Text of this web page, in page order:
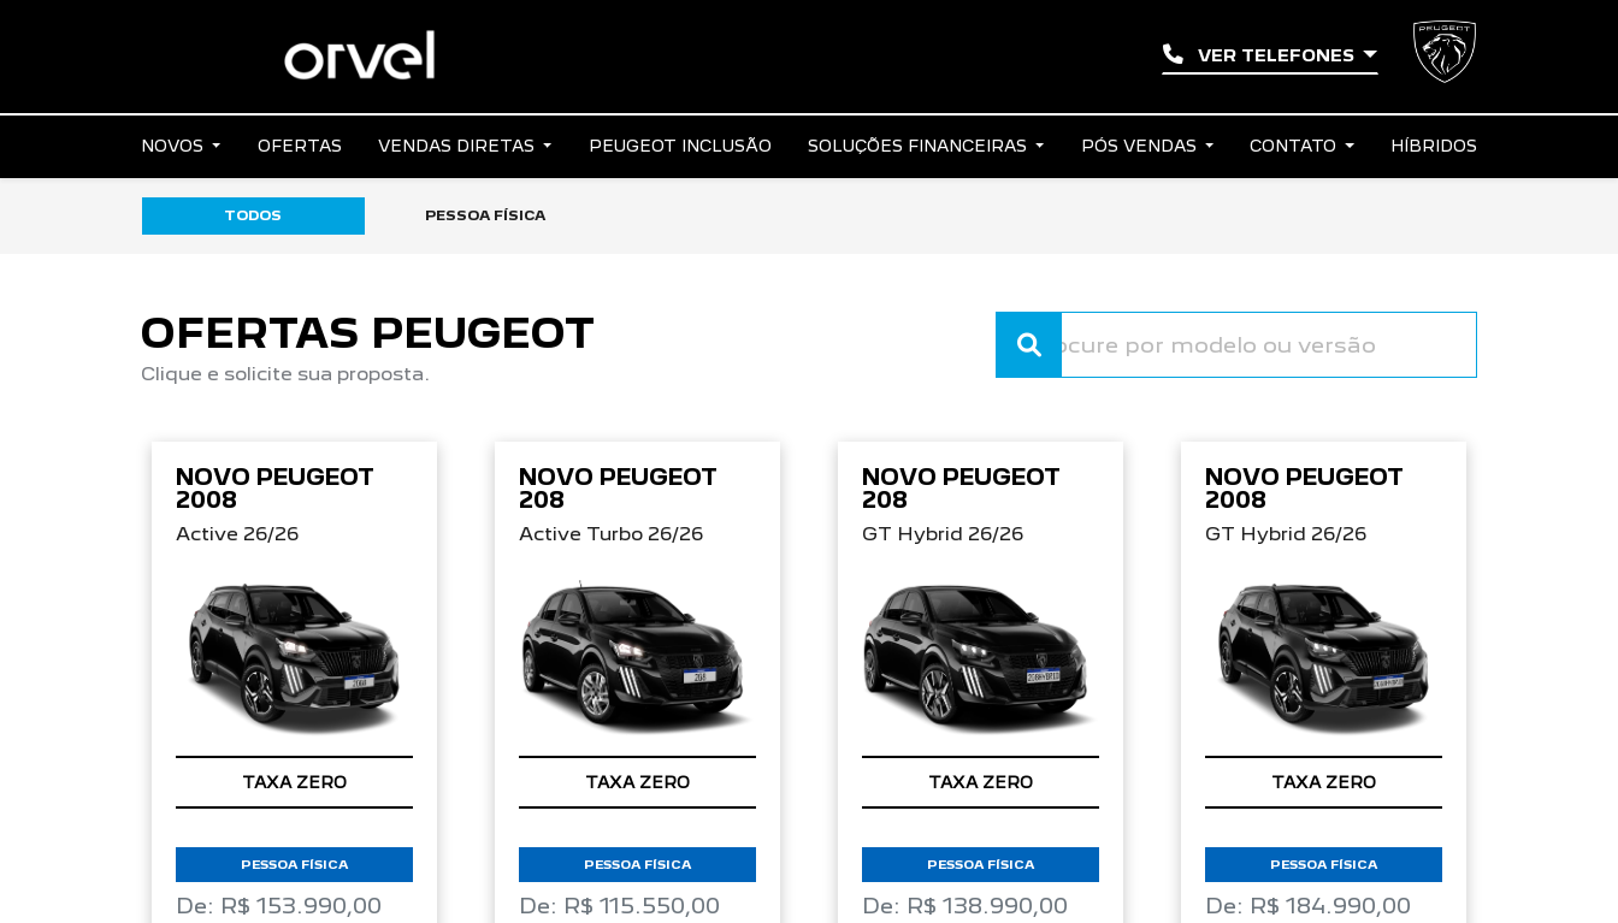
VER TELEFONES
NOVOS OFERTAS VENDAS DIRETAS PEUGEOT INCLUSÃO SOLUÇÕES FINANCEIRAS PÓS VENDAS CONTATO HÍBRIDOS
TODOS PESSOA FÍSICA
OFERTAS PEUGEOT
Clique e solicite sua proposta.
NOVO PEUGEOT
2008
Active 26/26
TAXA ZERO
PESSOA FÍSICA
De: R$ 153.990,00
NOVO PEUGEOT
208
Active Turbo 26/26
TAXA ZERO
PESSOA FÍSICA
De: R$ 115.550,00
NOVO PEUGEOT
208
GT Hybrid 26/26
TAXA ZERO
PESSOA FÍSICA
De: R$ 138.990,00
NOVO PEUGEOT
2008
GT Hybrid 26/26
TAXA ZERO
PESSOA FÍSICA
De: R$ 184.990,00